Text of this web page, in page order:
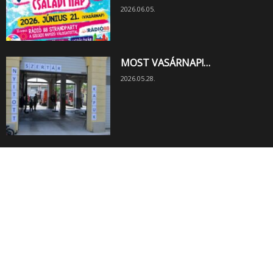
2026.06.05.
MOST VASÁRNAP!…
2026.05.28.